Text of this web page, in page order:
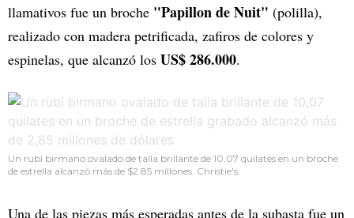
llamativos fue un broche "Papillon de Nuit" (polilla),
realizado con madera petrificada, zafiros de colores y
espinelas, que alcanzó los US$ 286.000.
Un rubí birmano ovalado de talla brillante de 10.07 quilates en un broche
de estrella alcanzó más de $2.85 millones. Christie's.
Una de las piezas más esperadas antes de la subasta fue un